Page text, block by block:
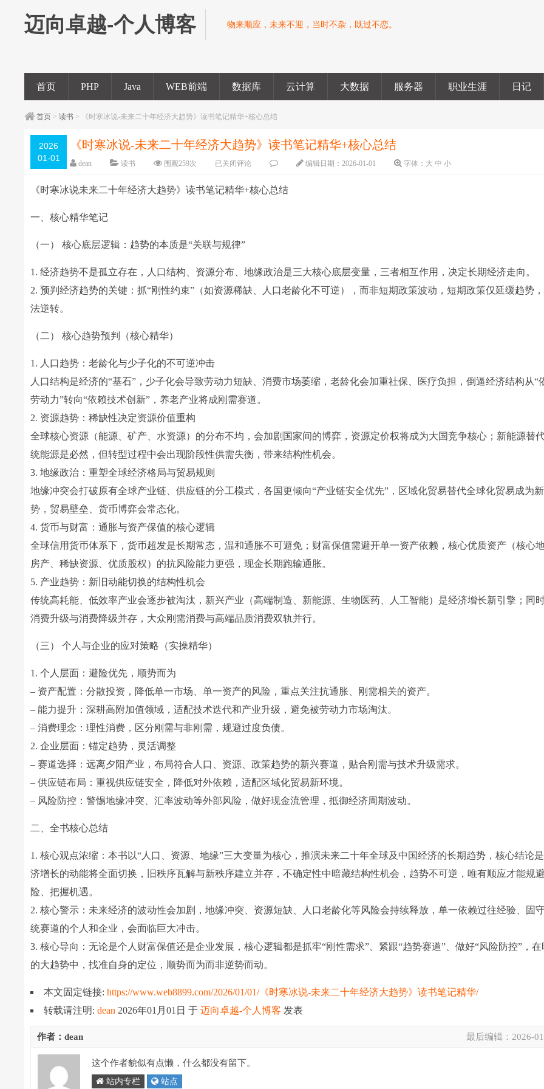
迈向卓越-个人博客 物来顺应，未来不迎，当时不杂，既过不恋。
首页 PHP Java WEB前端 数据库 云计算 大数据 服务器 职业生涯 日记
首页 >读书 > 《时寒冰说-未来二十年经济大趋势》读书笔记精华+核心总结
2026
01-01
《时寒冰说-未来二十年经济大趋势》读书笔记精华+核心总结
dean 读书 围观259次 已关闭评论 编辑日期：2026-01-01 字体： 大 中 小
《时寒冰说未来二十年经济大趋势》读书笔记精华+核心总结
一、核心精华笔记
（一） 核心底层逻辑：趋势的本质是“关联与规律”
1. 经济趋势不是孤立存在，人口结构、资源分布、地缘政治是三大核心底层变量，三者相互作用，决定长期经济走向。
2. 预判经济趋势的关键：抓“刚性约束”（如资源稀缺、人口老龄化不可逆），而非短期政策波动，短期政策仅延缓趋势
法逆转。
（二） 核心趋势预判（核心精华）
1. 人口趋势：老龄化与少子化的不可逆冲击
人口结构是经济的“基石”，少子化会导致劳动力短缺、消费市场萎缩，老龄化会加重社保、医疗负担，倒逼经济结构从“
劳动力”转向“依赖技术创新”，养老产业将成刚需赛道。
2. 资源趋势：稀缺性决定资源价值重构
全球核心资源（能源、矿产、水资源）的分布不均，会加剧国家间的博弈，资源定价权将成为大国竞争核心；新能源替
统能源是必然，但转型过程中会出现阶段性供需失衡，带来结构性机会。
3. 地缘政治：重塑全球经济格局与贸易规则
地缘冲突会打破原有全球产业链、供应链的分工模式，各国更倾向“产业链安全优先”，区域化贸易替代全球化贸易成为
势，贸易壁垒、货币博弈会常态化。
4. 货币与财富：通胀与资产保值的核心逻辑
全球信用货币体系下，货币超发是长期常态，温和通胀不可避免；财富保值需避开单一资产依赖，核心优质资产（核心
房产、稀缺资源、优质股权）的抗风险能力更强，现金长期跑输通胀。
5. 产业趋势：新旧动能切换的结构性机会
传统高耗能、低效率产业会逐步被淘汰，新兴产业（高端制造、新能源、生物医药、人工智能）是经济增长新引擎；同
消费升级与消费降级并存，大众刚需消费与高端品质消费双轨并行。
（三） 个人与企业的应对策略（实操精华）
1. 个人层面：避险优先，顺势而为
– 资产配置：分散投资，降低单一市场、单一资产的风险，重点关注抗通胀、刚需相关的资产。
– 能力提升：深耕高附加值领域，适配技术迭代和产业升级，避免被劳动力市场淘汰。
– 消费理念：理性消费，区分刚需与非刚需，规避过度负债。
2. 企业层面：锚定趋势，灵活调整
– 赛道选择：远离夕阳产业，布局符合人口、资源、政策趋势的新兴赛道，贴合刚需与技术升级需求。
– 供应链布局：重视供应链安全，降低对外依赖，适配区域化贸易新环境。
– 风险防控：警惕地缘冲突、汇率波动等外部风险，做好现金流管理，抵御经济周期波动。
二、全书核心总结
1. 核心观点浓缩：本书以“人口、资源、地缘”三大变量为核心，推演未来二十年全球及中国经济的长期趋势，核心结论
济增长的动能将全面切换，旧秩序瓦解与新秩序建立并存，不确定性中暗藏结构性机会，趋势不可逆，唯有顺应才能规
险、把握机遇。
2. 核心警示：未来经济的波动性会加剧，地缘冲突、资源短缺、人口老龄化等风险会持续释放，单一依赖过往经验、固
统赛道的个人和企业，会面临巨大冲击。
3. 核心导向：无论是个人财富保值还是企业发展，核心逻辑都是抓牢“刚性需求”、紧跟“趋势赛道”、做好“风险防控”，在
的大趋势中，找准自身的定位，顺势而为而非逆势而动。
本文固定链接:https://www.web8899.com/2026/01/01/《时寒冰说-未来二十年经济大趋势》读书笔记精华/
转载请注明:dean 2026年01月01日于迈向卓越-个人博客 发表
最后编辑： 2026-
作者：dean
这个作者貌似有点懒，什么都没有留下。
站内专栏 站点